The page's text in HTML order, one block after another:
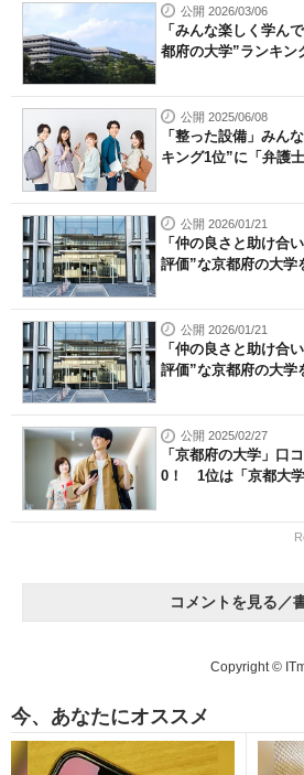
公開 2026/03/06
「みんな楽しく学ん
都府の大学”ランキン
公開 2025/06/08
「整った設備」みん
キング1位”に「弁護
公開 2026/01/21
「仲の良さと助け合
評価”な京都府の大学
公開 2026/01/21
「仲の良さと助け合
評価”な京都府の大学
公開 2025/02/27
「京都府の大学」口
0！ 1位は「京都大
コメントを見る／
Copyright ©
今、あなたにオススメ